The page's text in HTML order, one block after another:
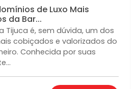
de Luxo Mais
da Bar...
Tijuca é, sem dúvida, um dos
cobiçados e valorizados do
Conhecida por suas